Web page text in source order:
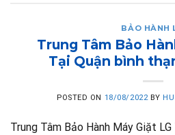
BẢO HÀNH
Trung Tâm Bảo
Tại Quận bình
POSTED ON 18/08/2022 BY
Trung Tâm Bảo Hành Máy Giặt